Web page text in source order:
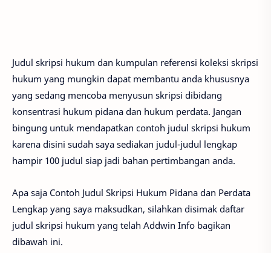
Judul skripsi hukum dan kumpulan referensi koleksi skripsi
hukum yang mungkin dapat membantu anda khususnya
yang sedang mencoba menyusun skripsi dibidang
konsentrasi hukum pidana dan hukum perdata. Jangan
bingung untuk mendapatkan contoh judul skripsi hukum
karena disini sudah saya sediakan judul-judul lengkap
hampir 100 judul siap jadi bahan pertimbangan anda.
Apa saja Contoh Judul Skripsi Hukum Pidana dan Perdata
Lengkap yang saya maksudkan, silahkan disimak daftar
judul skripsi hukum yang telah Addwin Info bagikan
dibawah ini.